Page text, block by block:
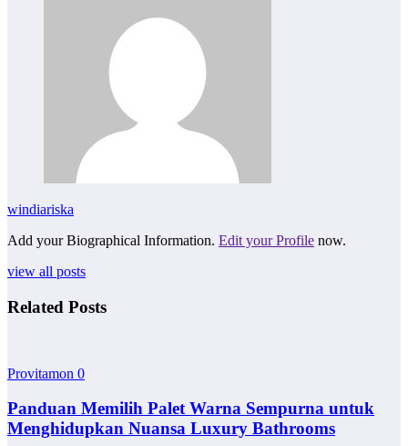
windiariska
Add your Biographical Information. Edit your Profile now.
view all posts
Related Posts
Provitamon 0
Panduan Memilih Palet Warna Sempurna untuk
Menghidupkan Nuansa Luxury Bathrooms